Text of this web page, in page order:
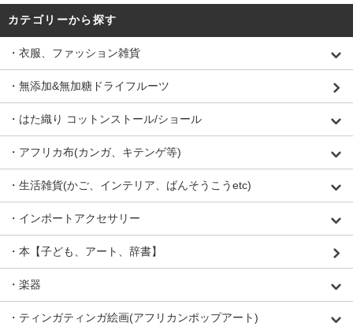
カテゴリーから探す
・衣服、ファッション雑貨
・無添加&無加糖ドライフルーツ
・はた織り コットンストール/ショール
・アフリカ布(カンガ、キテンゲ等)
・生活雑貨(かご、インテリア、ばんそうこうetc)
・インポートアクセサリー
・本【子ども、アート、辞書】
・楽器
・ティンガティンガ絵画(アフリカンポップアート)